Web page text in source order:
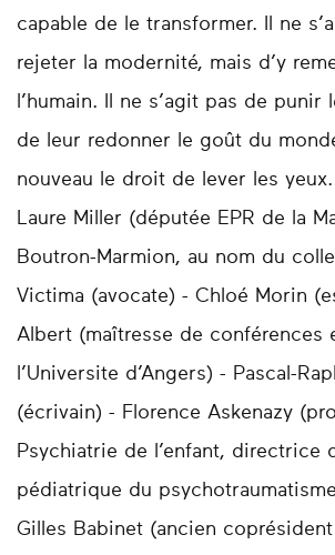
capable de le transformer. Il ne
rejeter la modernité, mais d’y
l’humain. Il ne s’agit pas de punir
de leur redonner le goût du
nouveau le droit de lever les
Laure Miller (députée EPR de la
Boutron-Marmion, au nom du
Victima (avocate) - Chloé Morin
Albert (maîtresse de conférences
l’Universite d’Angers) - Pascal-
(écrivain) - Florence Askenazy
Psychiatrie de l’enfant, directrice
pédiatrique du
Gilles Babinet (ancien coprésident